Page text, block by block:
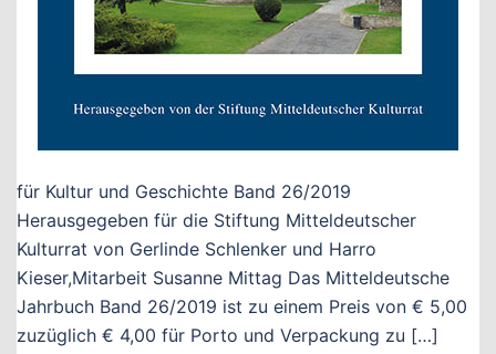
für Kultur und Geschichte Band 26/2019
Herausgegeben für die Stiftung Mitteldeutscher
Kulturrat von Gerlinde Schlenker und Harro
Kieser,Mitarbeit Susanne Mittag Das Mitteldeutsche
Jahrbuch Band 26/2019 ist zu einem Preis von € 5,00
zuzüglich € 4,00 für Porto und Verpackung zu […]